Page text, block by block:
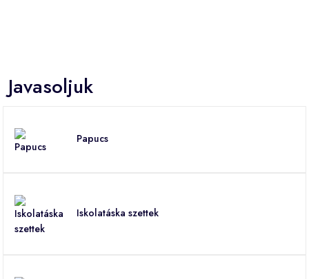
Javasoljuk
Papucs
Iskolatáska szettek